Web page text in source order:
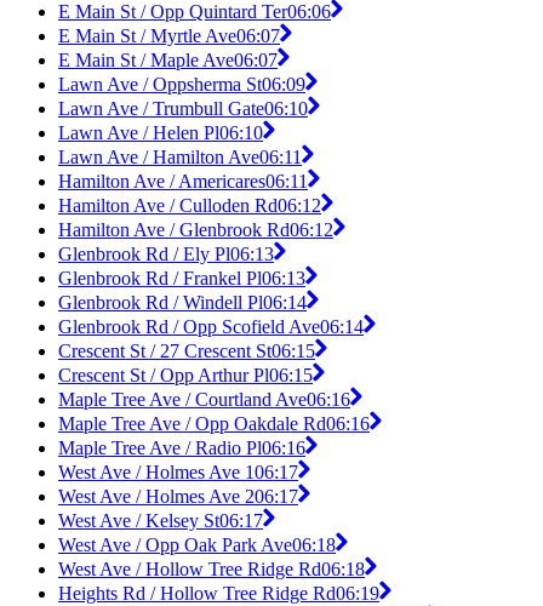
E Main St / Opp Quintard Ter06:06
E Main St / Myrtle Ave06:07
E Main St / Maple Ave06:07
Lawn Ave / Oppsherma St06:09
Lawn Ave / Trumbull Gate06:10
Lawn Ave / Helen Pl06:10
Lawn Ave / Hamilton Ave06:11
Hamilton Ave / Americares06:11
Hamilton Ave / Culloden Rd06:12
Hamilton Ave / Glenbrook Rd06:12
Glenbrook Rd / Ely Pl06:13
Glenbrook Rd / Frankel Pl06:13
Glenbrook Rd / Windell Pl06:14
Glenbrook Rd / Opp Scofield Ave06:14
Crescent St / 27 Crescent St06:15
Crescent St / Opp Arthur Pl06:15
Maple Tree Ave / Courtland Ave06:16
Maple Tree Ave / Opp Oakdale Rd06:16
Maple Tree Ave / Radio Pl06:16
West Ave / Holmes Ave 106:17
West Ave / Holmes Ave 206:17
West Ave / Kelsey St06:17
West Ave / Opp Oak Park Ave06:18
West Ave / Hollow Tree Ridge Rd06:18
Heights Rd / Hollow Tree Ridge Rd06:19